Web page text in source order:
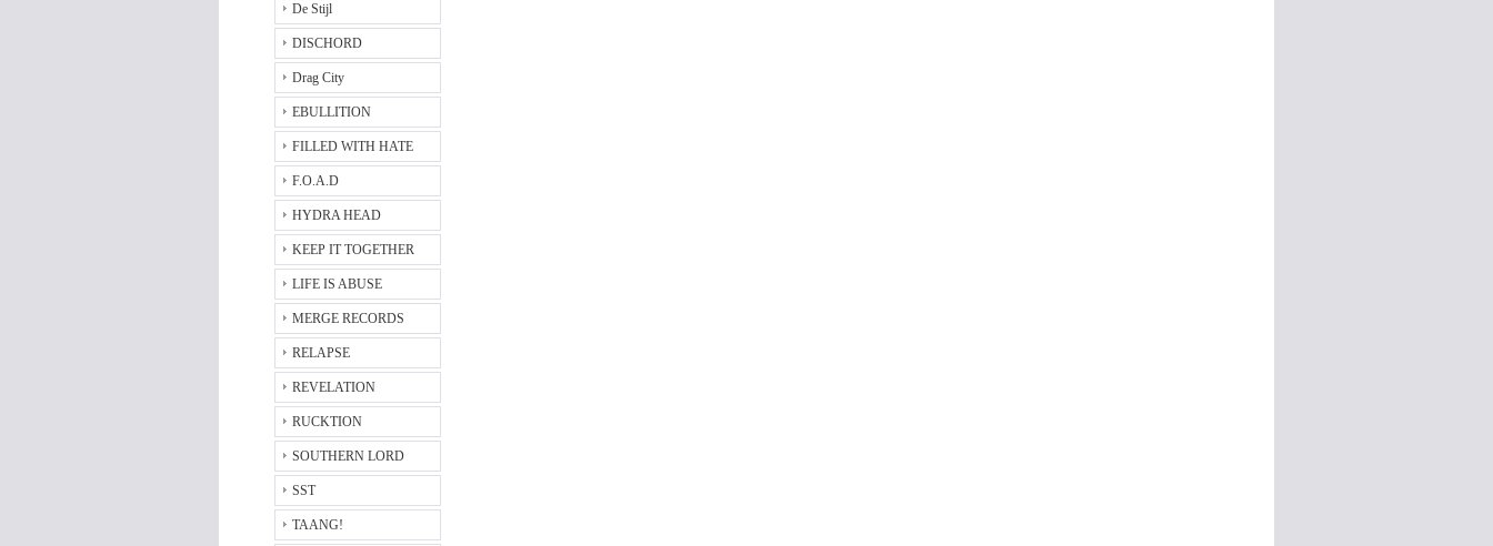
De Stijl
DISCHORD
Drag City
EBULLITION
FILLED WITH HATE
F.O.A.D
HYDRA HEAD
KEEP IT TOGETHER
LIFE IS ABUSE
MERGE RECORDS
RELAPSE
REVELATION
RUCKTION
SOUTHERN LORD
SST
TAANG!